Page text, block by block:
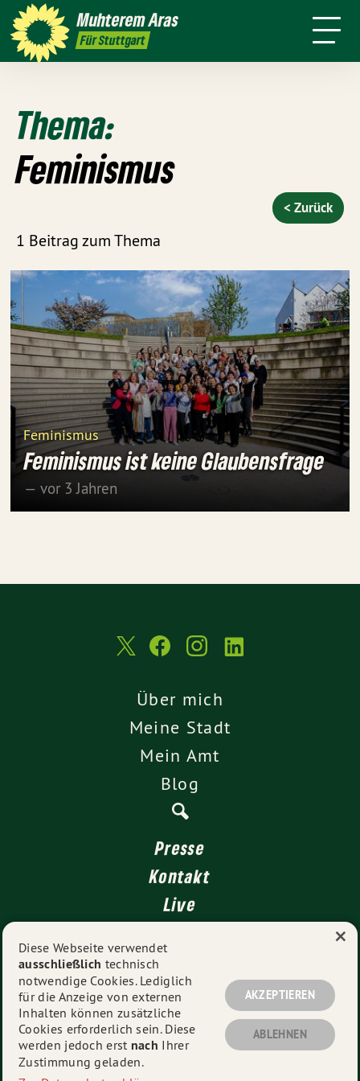
MuhteremAras
Für Stuttgart
Presse Kontakt Live
4 für
mich Stadt
Thema:
Feminismus
1 Beitrag zum Thema
< Zurück
Feminismus
Feminismus ist keine Glaubensfrage
— vor 3 Jahren
Über mich
Meine Stadt
Mein Amt
Blog
Presse
Kontakt
Live
Impressum
Datenschutz
© 2026 Muhterem Aras MdL - Alle Rechte vorbehalten.
Diese Webseite verwendet
ausschließlich technisch
notwendige Cookies. Lediglich
für die Anzeige von externen
Inhalten können zusätzliche
Cookies erforderlich sein. Diese
werden jedoch erst nach Ihrer
Zustimmung geladen.
AKZEPTIEREN
ABLEHNEN
×